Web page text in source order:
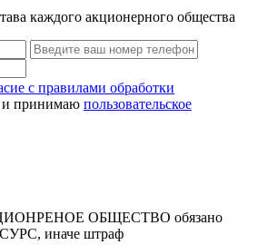
каждого акционерного общества
с правилами обработки
принимаю пользовательское
ОБЩЕСТВО обязано
иначе штраф